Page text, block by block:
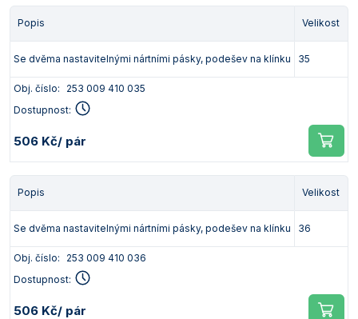
Popis Velikost
Se dvěma nastavitelnými nártními pásky, podešev na klínku 35
Obj. číslo:
253 009 410 035
Dostupnost:
506 Kč/ pár
Popis Velikost
Se dvěma nastavitelnými nártními pásky, podešev na klínku 36
Obj. číslo:
253 009 410 036
Dostupnost:
506 Kč/ pár